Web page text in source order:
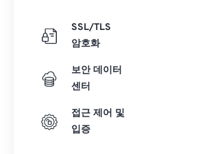
SSL/TLS
암호화
보안 데이터
센터
접근 제어 및
입증